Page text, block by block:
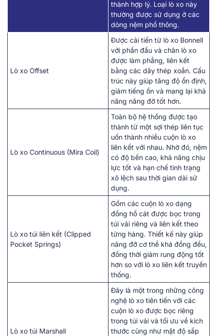
thành hợp lý. Loại lò xo này
thường được sử dụng ở các
dòng nệm phổ thông.
Lò xo Offset
Được cải tiến từ lò xo Bonnell
với phần đầu và chân lò xo
được làm phẳng, liên kết
bằng các dây thép xoắn. Cấu
trúc này giúp tăng độ ổn định,
giảm tiếng ồn và mang lại khả
năng nâng đỡ tốt hơn.
Lò xo Continuous (Mira Coil)
Toàn bộ hệ thống được tạo
thành từ một sợi thép liên tục
uốn thành nhiều cuộn lò xo
liên kết với nhau. Nhờ đó, nệm
có độ bền cao, khả năng chịu
lực tốt và hạn chế tình trạng
xô lệch sau thời gian dài sử
dụng.
Lò xo túi liên kết (Clipped
Pocket Springs)
Gồm các cuộn lò xo dạng
đồng hồ cát được bọc trong
túi vải riêng và liên kết theo
từng hàng. Thiết kế này giúp
nâng đỡ cơ thể khá đồng đều,
đồng thời giảm rung động tốt
hơn so với lò xo liên kết truyền
thống.
Lò xo túi Marshall
Đây là một trong những công
nghệ lò xo tiên tiến với các
cuộn lò xo được bọc riêng
trong túi vải và tối ưu về kích
thước cũng như mật độ sắp